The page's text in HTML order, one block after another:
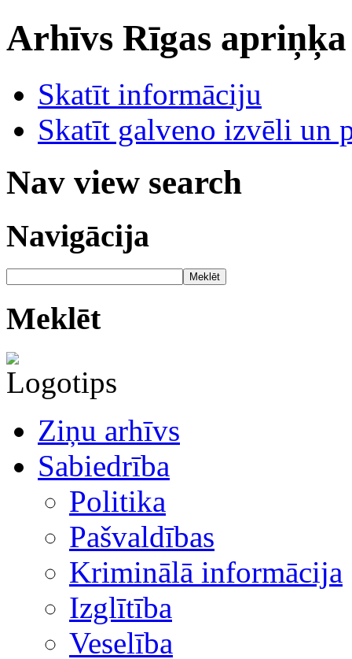
Arhīvs Rīgas
Skatīt informāciju
Skatīt galveno izvēli un
Nav view search
Navigācija
Meklēt
Meklēt
Ziņu arhīvs
Sabiedrība
Politika
Pašvaldības
Kriminālā informācija
Izglītība
Veselība